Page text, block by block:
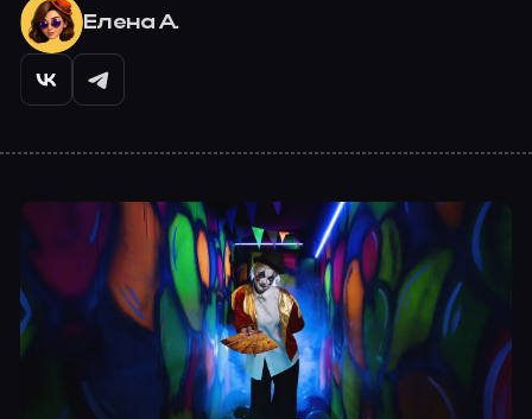
Елена А.